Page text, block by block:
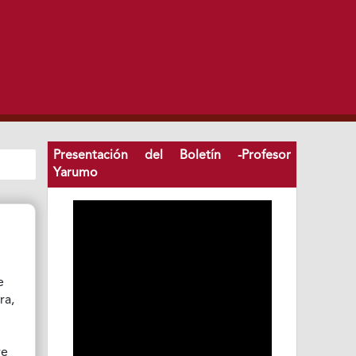
Presentación del Boletín -Profesor
Yarumo